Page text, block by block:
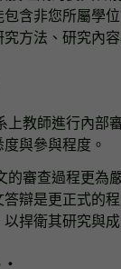
含非您所屬學
方法、研究內
上教師進行內部
與參與程度。
的審查過程更為
辯是更正式的
捍衛其研究與成